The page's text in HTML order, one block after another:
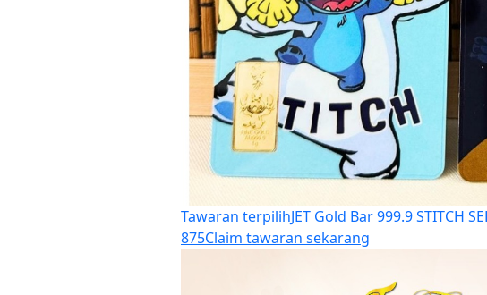
Tawaran terpilihJET Gold Bar 999.9 STITCH
875Claim tawaran sekarang